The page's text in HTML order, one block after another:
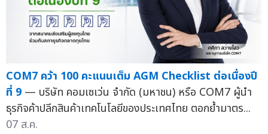
COM7 คว้า 100 คะแนนเต็ม AGM Checklist ต่อเนื่องปี
ที่ 9 — บริษัท คอมเซเว่น จำกัด (มหาชน) หรือ COM7 ผู้นำ
ธุรกิจค้าปลีกสินค้าเทคโนโลยีของประเทศไทย ตอกย้ำมาตร...
07 ส.ค.